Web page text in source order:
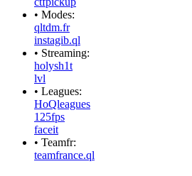
• Modes:
qltdm.fr
instagib.ql
• Streaming:
holysh1t
lvl
• Leagues:
HoQleagues
125fps
faceit
• Teamfr:
teamfrance.ql